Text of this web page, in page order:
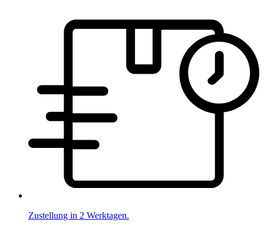
Zustellung in 2 Werktagen.